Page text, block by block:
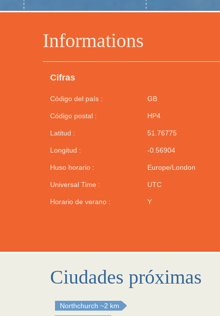
Informations
Cifras
Código del país : GB
Código postal : HP4
Latitud : 51.76775
Longitud : -0.56904
Huso horario : Europe/London
Universal Time : UTC
Horario de verano : Y
Ciudades próximas
Northchurch ~2 km